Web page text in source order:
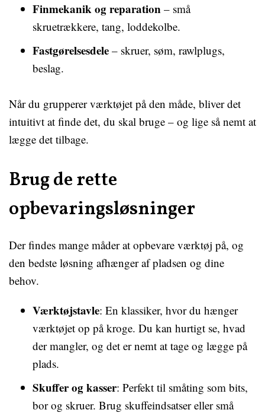
Finmekanik og reparation – små
skruetrækkere, tang, loddekolbe.
Fastgørelsesdele – skruer, søm, rawlplugs,
beslag.
Når du grupperer værktøjet på den måde, bliver det
intuitivt at finde det, du skal bruge – og lige så nemt at
lægge det tilbage.
Brug de rette
opbevaringsløsninger
Der findes mange måder at opbevare værktøj på, og
den bedste løsning afhænger af pladsen og dine
behov.
Værktøjstavle: En klassiker, hvor du hænger
værktøjet op på kroge. Du kan hurtigt se, hvad
der mangler, og det er nemt at tage og lægge på
plads.
Skuffer og kasser: Perfekt til småting som bits,
bor og skruer. Brug skuffeindsatser eller små